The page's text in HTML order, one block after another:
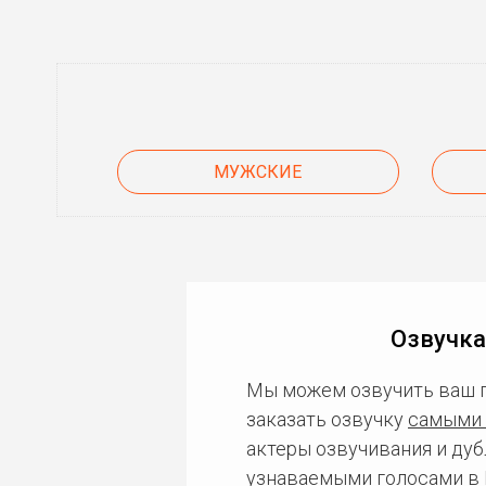
МУЖСКИЕ
Мы можем озвучить ваш
заказать озвучку самыми
актеры озвучивания и
узнаваемыми голосами в